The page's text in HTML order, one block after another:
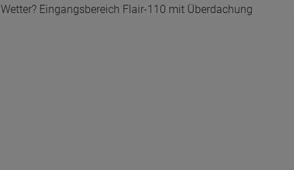
Wetter? Eingangsbereich Flair-110 mit Überdachung